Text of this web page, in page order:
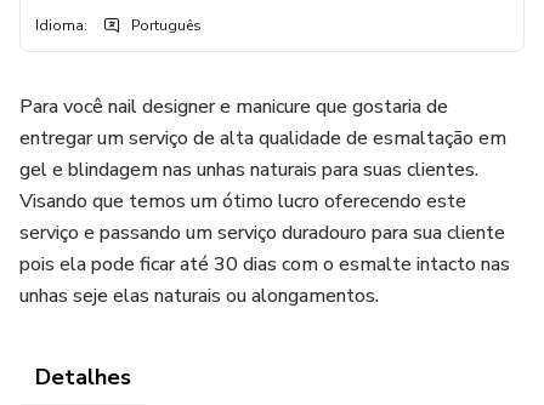
Idioma: Português
Para você nail designer e manicure que gostaria de
entregar um serviço de alta qualidade de esmaltação em
gel e blindagem nas unhas naturais para suas clientes.
Visando que temos um ótimo lucro oferecendo este
serviço e passando um serviço duradouro para sua cliente
pois ela pode ficar até 30 dias com o esmalte intacto nas
unhas seje elas naturais ou alongamentos.
Detalhes